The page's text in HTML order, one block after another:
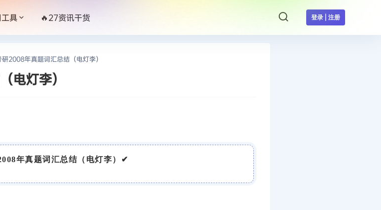
登录 | 注册
具 🔥27资讯干货
2008年真题词汇总结（电灯李）
电灯李）
年真题词汇总结（电灯李） ✔